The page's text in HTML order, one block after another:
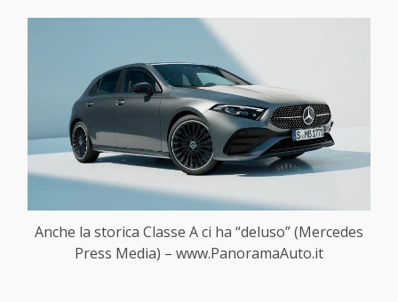
Anche la storica Classe A ci ha “deluso” (Mercedes
Press Media) – www.PanoramaAuto.it